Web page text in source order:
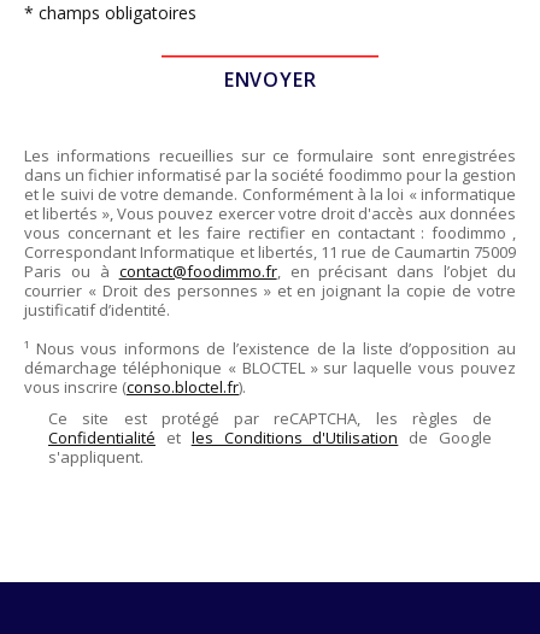
* champs obligatoires
Les informations recueillies sur ce formulaire sont enregistrées
dans un fichier informatisé par la société foodimmo pour la gestion
et le suivi de votre demande. Conformément à la loi « informatique
et libertés », Vous pouvez exercer votre droit d'accès aux données
vous concernant et les faire rectifier en contactant : foodimmo ,
Correspondant Informatique et libertés, 11 rue de Caumartin 75009
Paris ou à contact@foodimmo.fr, en précisant dans l’objet du
courrier « Droit des personnes » et en joignant la copie de votre
justificatif d’identité.
¹ Nous vous informons de l’existence de la liste d’opposition au
démarchage téléphonique « BLOCTEL » sur laquelle vous pouvez
vous inscrire (conso.bloctel.fr).
Ce site est protégé par reCAPTCHA, les règles de
Confidentialité et les Conditions d'Utilisation de Google
s'appliquent.